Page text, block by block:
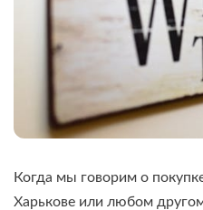
Когда мы говорим о
Харькове или любом